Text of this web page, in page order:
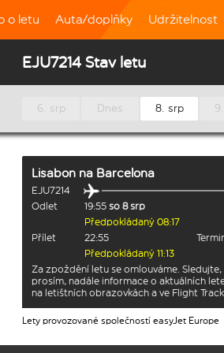
o letu Auta/doplňky Udržitelnost
EJU7214 Stav letu
6. srp Dnes 8. srp
Lisabon na Barcelona
EJU7214
Odlet
19:55 so 8 srp
Předpokládaný 08:17
Přílet
22:55
Předpokládaný 11:13
Za zpoždění letu se omlouváme. Sledujte,
prosím, nadále informace o aktuálních
na letištních obrazovkách a ve Flight
Lety provozované společností easyJet Europe